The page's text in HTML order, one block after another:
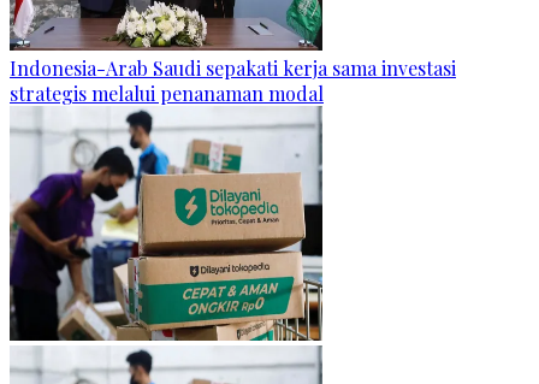
Indonesia-Arab Saudi sepakati kerja sama investasi
strategis melalui penanaman modal